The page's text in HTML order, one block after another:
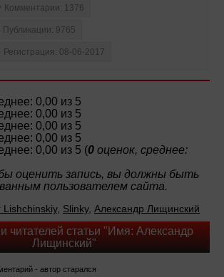
Комментарии: 1376
Публикации: 9765
Регистрация: 08-06-2017
(0 оценок, среднее:
оценить запись, вы должны быть
пользователем сайта.
Lishchinskiy, Slinky, Александр Лищинский
читателей статьи "Имя: Александр
Лищинский"
- автор старался